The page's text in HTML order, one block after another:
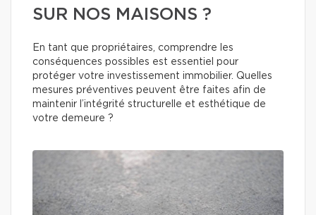
SUR NOS MAISONS ?
En tant que propriétaires, comprendre les
conséquences possibles est essentiel pour
protéger votre investissement immobilier. Quelles
mesures préventives peuvent être faites afin de
maintenir l’intégrité structurelle et esthétique de
votre demeure ?